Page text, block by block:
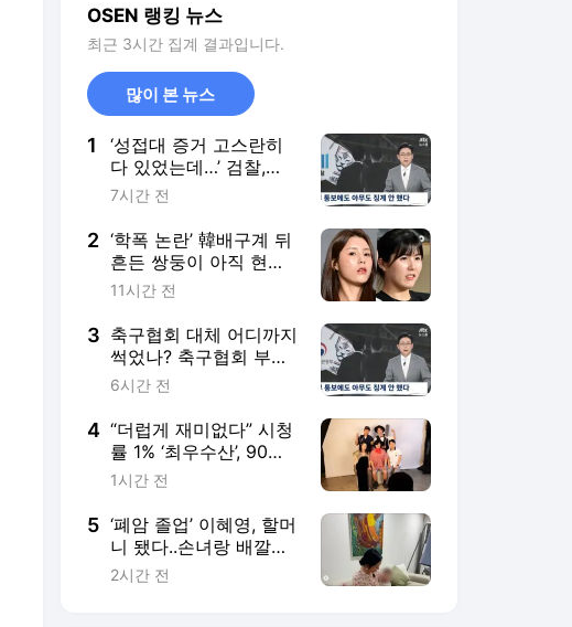
OSEN 랭킹 뉴스
최근 3시간 집계 결과입니다.
많이 본 뉴스
1
‘성접대 증거 고스란히
다 있었는데…’ 검찰,
2011년 축구협회 성접
의 처분
7시간 전
2 ‘학폭 논란’ 韓배구계 뒤
흔든 쌍둥이 아직 현역
이다! 나란히 아제르바
밥 확정
11시간 전
3 축구협회 대체 어디까지
썩었나? 축구협회 부회
장이 직접 '심판 마사지'
6시간 전
4 “더럽게 재미없다” 시청
률 1% ‘최우수산’, 90도
사과 이어 추가연장 소
1시간 전
5 ‘폐암 졸업’ 이혜영, 할머
니 됐다..손녀랑 배깔고
누워 “사랑해”
2시간 전